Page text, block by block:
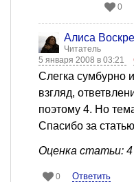
0
Алиса
Читатель
5 января 2008 в 03:21
Слегка сумбурно
взгляд,
поэтому 4. Но
Спасибо за
Оценка статьи: 4
0 Ответить